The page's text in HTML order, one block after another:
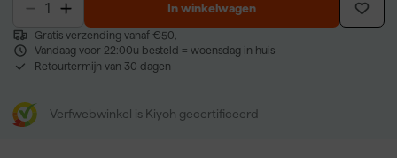
In winkelwagen
Gratis verzending vanaf €50,-
Vandaag voor 22:00u besteld = woensdag in huis
Retourtermijn van 30 dagen
Verfwebwinkel is Kiyoh gecertificeerd